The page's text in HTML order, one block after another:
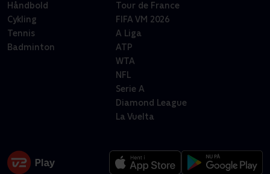
Håndbold
Cykling
Tennis
Badminton
Tour de France
FIFA VM 2026
A Liga
ATP
WTA
NFL
Serie A
Diamond League
La Vuelta